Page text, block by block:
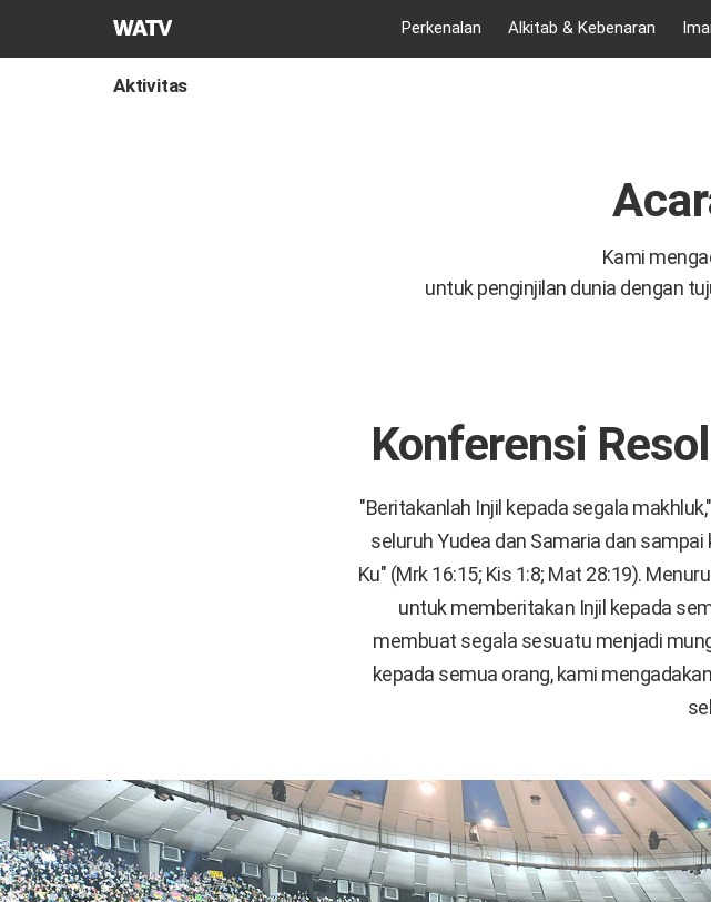
Gereja
Asosiasi
Perkenalan Alkitab & Kebenaran
Aktivitas
Kami
untuk penginjilan dunia dengan
Konferensi
"Beritakanlah Injil kepada segala
seluruh Yudea dan Samaria dan
Ku" (Mrk 16:15; Kis 1:8; Mat 28:19).
untuk memberitakan Injil kepada
membuat segala sesuatu menjadi
kepada semua orang, kami